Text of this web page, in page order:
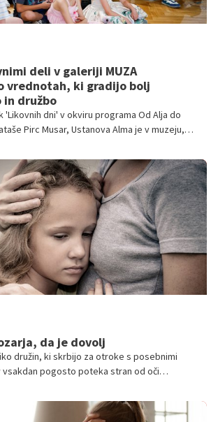
deli v galeriji MUZA
vrednotah, ki gradijo bolj
in družbo
'Likovnih dni' v okviru programa Od Alja do
Pirc Musar, Ustanova Alma je v muzeju,
Žana in odprla razstavo izbranih otroških
srca, budni umi'. Častna gostja dogodka je
Slovenije dr. Nataša Pirc Musar.
da je dovolj
družin, ki skrbijo za otroke s posebnimi
vsakdan pogosto poteka stran od oči
nenehna skrb. Ob vsem tem pa ostaja
še en pomemben vidik: velika obremenitev